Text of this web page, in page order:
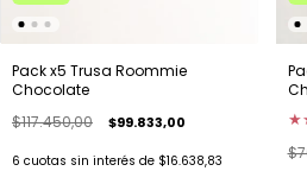
Pack x5 Trusa Roommie
Chocolate
$117.450,00
$99.833,00
6 cuotas sin interés de $16.638,83
★